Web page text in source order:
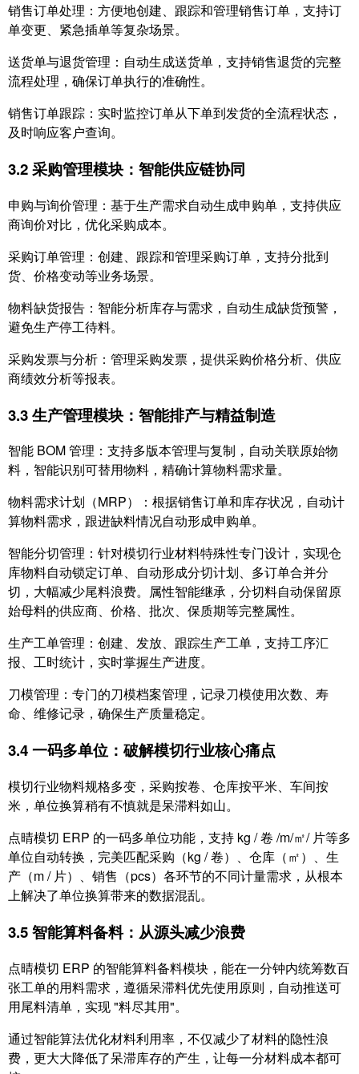
销售订单处理：方便地创建、跟踪和管理销售订单，支持订
单变更、紧急插单等复杂场景。
送货单与退货管理：自动生成送货单，支持销售退货的完整
流程处理，确保订单执行的准确性。
销售订单跟踪：实时监控订单从下单到发货的全流程状态，
及时响应客户查询。
3.2 采购管理模块：智能供应链协同
申购与询价管理：基于生产需求自动生成申购单，支持供应
商询价对比，优化采购成本。
采购订单管理：创建、跟踪和管理采购订单，支持分批到
货、价格变动等业务场景。
物料缺货报告：智能分析库存与需求，自动生成缺货预警，
避免生产停工待料。
采购发票与分析：管理采购发票，提供采购价格分析、供应
商绩效分析等报表。
3.3 生产管理模块：智能排产与精益制造
智能 BOM 管理：支持多版本管理与复制，自动关联原始物
料，智能识别可替用物料，精确计算物料需求量。
物料需求计划（MRP）：根据销售订单和库存状况，自动计
算物料需求，跟进缺料情况自动形成申购单。
智能分切管理：针对模切行业材料特殊性专门设计，实现仓
库物料自动锁定订单、自动形成分切计划、多订单合并分
切，大幅减少尾料浪费。属性智能继承，分切料自动保留原
始母料的供应商、价格、批次、保质期等完整属性。
生产工单管理：创建、发放、跟踪生产工单，支持工序汇
报、工时统计，实时掌握生产进度。
刀模管理：专门的刀模档案管理，记录刀模使用次数、寿
命、维修记录，确保生产质量稳定。
3.4 一码多单位：破解模切行业核心痛点
模切行业物料规格多变，采购按卷、仓库按平米、车间按
米，单位换算稍有不慎就是呆滞料如山。
点晴模切 ERP 的一码多单位功能，支持 kg / 卷 /m/㎡/ 片等多
单位自动转换，完美匹配采购（kg / 卷）、仓库（㎡）、生
产（m / 片）、销售（pcs）各环节的不同计量需求，从根本
上解决了单位换算带来的数据混乱。
3.5 智能算料备料：从源头减少浪费
点晴模切 ERP 的智能算料备料模块，能在一分钟内统筹数百
张工单的用料需求，遵循呆滞料优先使用原则，自动推送可
用尾料清单，实现 "料尽其用"。
通过智能算法优化材料利用率，不仅减少了材料的隐性浪
费，更大大降低了呆滞库存的产生，让每一分材料成本都可